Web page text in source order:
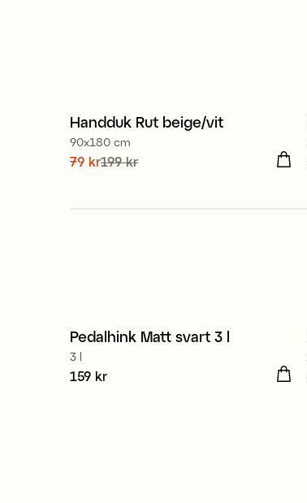
Sale
Handduk Rut beige/vit
90x180 cm
Nuvarande pris Tidigare pris
79 kr199 kr
Pedalhink Matt svart 3 l
3 l
Pris :159 kr
159 kr